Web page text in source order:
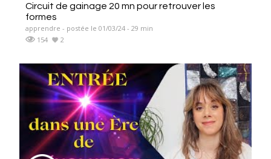
Circuit de gainage 20 mn pour retrouver les
formes
apprendre - postée le 01/03/24 - 29 min
154
2